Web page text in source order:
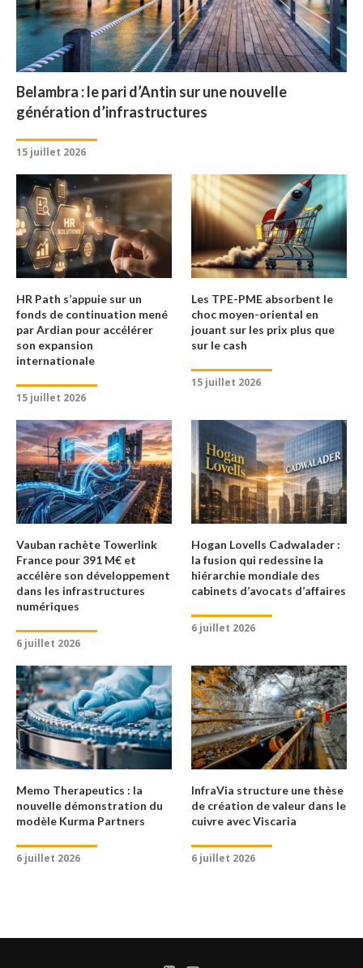
Belambra : le pari d’Antin sur une nouvelle
génération d’infrastructures
15 juillet 2026
HR Path s’appuie sur un
fonds de continuation mené
par Ardian pour accélérer
son expansion
internationale
15 juillet 2026
Les TPE-PME absorbent le
choc moyen-oriental en
jouant sur les prix plus que
sur le cash
15 juillet 2026
Vauban rachète Towerlink
France pour 391 M€ et
accélère son développement
dans les infrastructures
numériques
6 juillet 2026
Hogan Lovells Cadwalader :
la fusion qui redessine la
hiérarchie mondiale des
cabinets d’avocats d’affaires
6 juillet 2026
Memo Therapeutics : la
nouvelle démonstration du
modèle Kurma Partners
6 juillet 2026
InfraVia structure une thèse
de création de valeur dans le
cuivre avec Viscaria
6 juillet 2026